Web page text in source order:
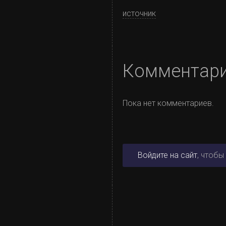
источник
Пока нет комментариев.
Войдите на сайт, чтобы